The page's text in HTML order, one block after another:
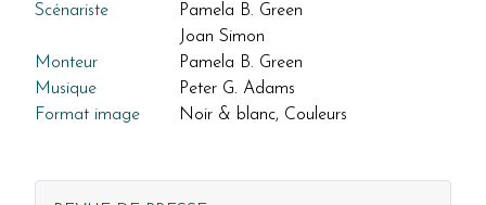
Scénariste
Pamela B. Green
Joan Simon
Monteur
Pamela B. Green
Musique
Peter G. Adams
Format image
Noir & blanc, Couleurs